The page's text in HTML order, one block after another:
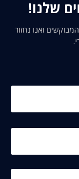
שלנו!
ואנו נחזור